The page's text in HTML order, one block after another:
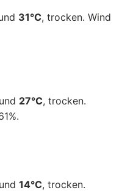
31°C, trocken. Wind
und 27°C, trocken.
und 14°C, trocken.